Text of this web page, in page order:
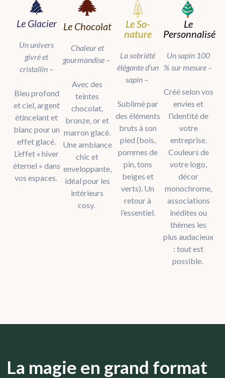
Le Glacier
Un univers
givré et
cristallin –
Bleu profond
et ciel, argent
étincelant et
blanc pour un
effet glacé.
L’effet « hiver
éternel » dans
vos espaces.
Le Chocolat
Chaleur et
gourmandise –
Avec des
teintes
chocolat,
bronze, or et
marron glacé.
Une ambiance
chic et
enveloppante,
idéal pour les
intérieurs
cosy.
Le So-
nature
La sobriété
élégante d’un
sapin –
Sublimé par
des éléments
bruts à son
pied (bois,
pommes de
pin, tons
beiges et
verts). Un
retour à
l’essentiel.
Le
Personnalisé
Un sapin 100
% sur mesure –
Créé selon vos
envies et
l’identité de
votre
entreprise.
Couleurs de
votre logo,
décor
monochrome,
associations
inédites ou
thèmes les
plus audacieux
: tout est
possible.
La magie en grand format